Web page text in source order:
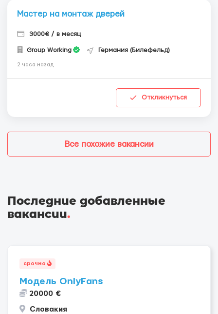
Мастер на монтаж дверей
3000€ / в месяц
Group Working Германия (Билефельд)
2 часа назад
Откликнуться
Все похожие вакансии
Последние добавленные
вакансии.
срочно
Модель OnlyFans
20000 €
Словакия